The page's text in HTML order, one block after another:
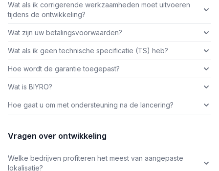
Wat als ik corrigerende werkzaamheden moet uitvoeren
tijdens de ontwikkeling?
Wat zijn uw betalingsvoorwaarden?
Wat als ik geen technische specificatie (TS) heb?
Hoe wordt de garantie toegepast?
Wat is BIYRO?
Hoe gaat u om met ondersteuning na de lancering?
Vragen over ontwikkeling
Welke bedrijven profiteren het meest van aangepaste
lokalisatie?